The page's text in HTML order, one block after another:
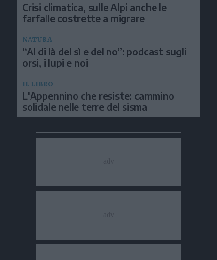
Crisi climatica, sulle Alpi anche le
farfalle costrette a migrare
NATURA
“Al di là del sì e del no”: podcast sugli
orsi, i lupi e noi
IL LIBRO
L'Appennino che resiste: cammino
solidale nelle terre del sisma